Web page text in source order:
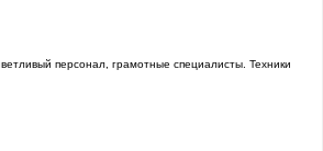
персонал, грамотные специалисты. Техники